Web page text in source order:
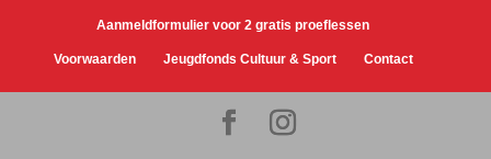
Aanmeldformulier voor 2 gratis proeflessen
Voorwaarden Jeugdfonds Cultuur & Sport Contact